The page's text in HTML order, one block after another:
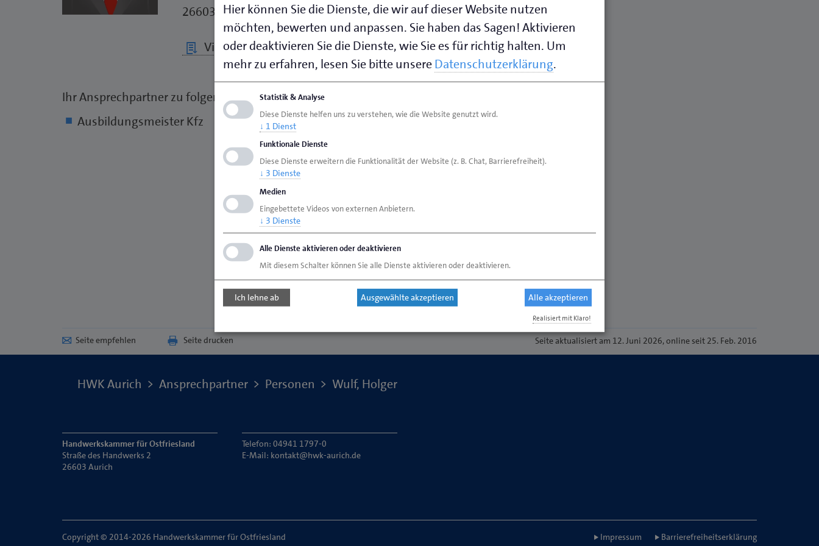
26603 Aurich
Visitenkarte speichern (.vcf)
Ihr Ansprechpartner zu folgenden Themen:
Ausbildungsmeister Kfz
Seite empfehlen Seite drucken Seiteaktualisiert am 12. Juni 2026, online seit 25. Feb. 2016
HWK Aurich Ansprechpartner Personen Wulf, Holger
Handwerkskammer für Ostfriesland
Straße des Handwerks 2
26603 Aurich
Telefon: 04941 1797-0
E-Mail: kontakt@hwk-aurich.de
Copyright © 2014-2026 Handwerkskammer für Ostfriesland Impressum Barrierefreiheitserklärung
Hier können Sie die Dienste, die wir auf dieser Website nutzen
möchten, bewerten und anpassen. Sie haben das Sagen! Aktivieren
oder deaktivieren Sie die Dienste, wie Sie es für richtig halten. Um
mehr zu erfahren, lesen Sie bitte unsereDatenschutzerklärung.
Statistik & Analyse
Diese Dienste helfen uns zu verstehen, wie die Website genutzt wird.
↓ 1 Dienst
Funktionale Dienste
Diese Dienste erweitern die Funktionalität der Website (z. B. Chat, Barrierefreiheit).
↓ 3 Dienste
Medien
Eingebettete Videos von externen Anbietern.
↓ 3 Dienste
Alle Dienste aktivieren oder deaktivieren
Mit diesem Schalter können Sie alle Dienste aktivieren oder deaktivieren.
Ich lehne ab Ausgewählte akzeptieren Alle akzeptieren
Realisiert mit Klaro!